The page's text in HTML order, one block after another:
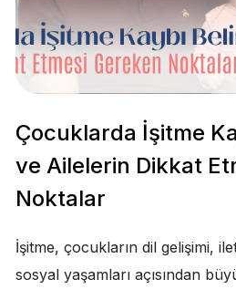
Çocuklarda İşitme
ve Ailelerin Dikkat
Noktalar
İşitme, çocukların dil gelişimi,
sosyal yaşamları açısından